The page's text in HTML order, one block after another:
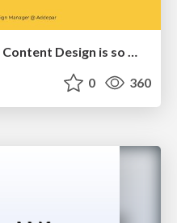
Breaking role norms: Why Content Design is so much more than writing copy - Taylor Woolridge
0 360